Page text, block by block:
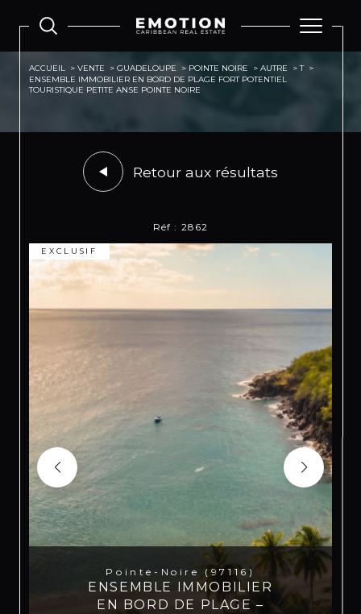
ACCUEIL VENTE GUADELOUPE POINTE NOIRE AUTRE
T
ENSEMBLE IMMOBILIER EN BORD DE PLAGE FORT POTENTIEL
TOURISTIQUE PETITE ANSE POINTE NOIRE
Retour aux résultats
Réf : 2862
EXCLUSIF
Pointe-Noire (97116)
ENSEMBLE IMMOBILIER
EN BORD DE PLAGE –